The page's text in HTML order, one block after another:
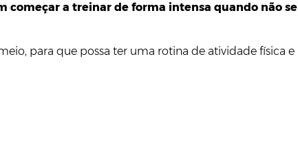
começar a treinar de forma intensa quando não se
para que possa ter uma rotina de atividade física e